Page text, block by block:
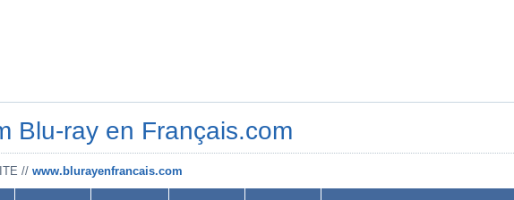
Blu-ray en Français.com
// www.blurayenfrancais.com